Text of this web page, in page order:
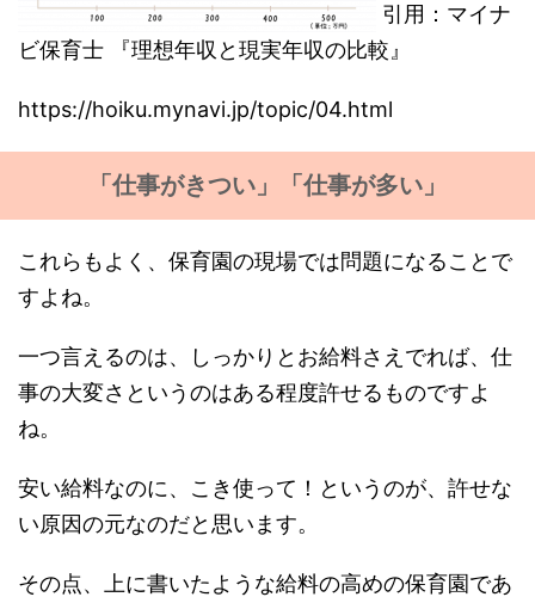
引用：マイナ
ビ保育士 『理想年収と現実年収の比較』
https://hoiku.mynavi.jp/topic/04.html
「仕事がきつい」「仕事が多い」
これらもよく、保育園の現場では問題になることで
すよね。
一つ言えるのは、しっかりとお給料さえでれば、仕
事の大変さというのはある程度許せるものですよ
ね。
安い給料なのに、こき使って！というのが、許せな
い原因の元なのだと思います。
その点、上に書いたような給料の高めの保育園であ